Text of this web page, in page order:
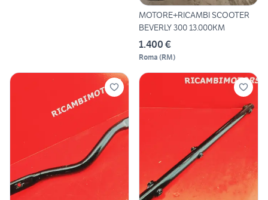
MOTORE+RICAMBI SCOOTER
BEVERLY 300 13.000KM
1.400 €
Roma (RM)